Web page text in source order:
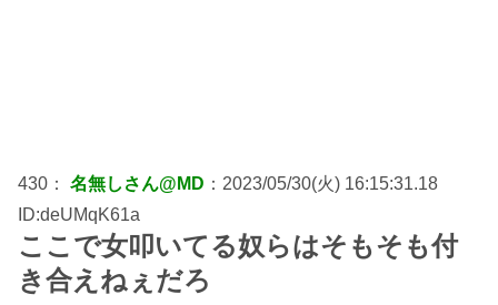
430： 名無しさん@MD ：2023/05/30(火) 16:15:31.18
ID:deUMqK61a
ここで女叩いてる奴らはそもそも付
き合えねぇだろ